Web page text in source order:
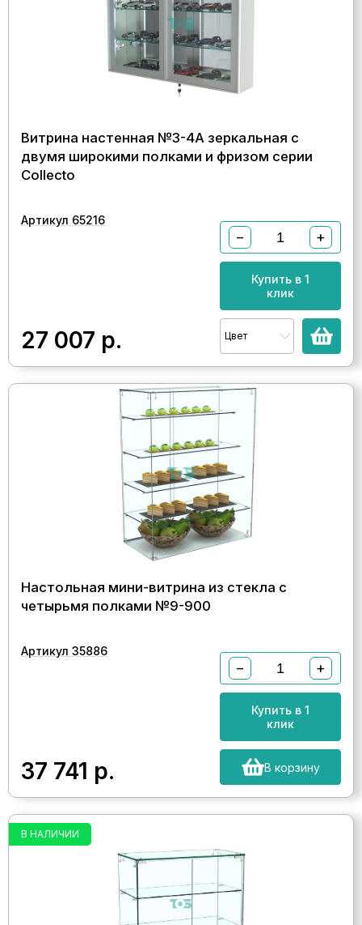
Витрина настенная №3-4А зеркальная с
двумя широкими полками и фризом серии
Collecto
Артикул 65216
27 007 р.
− +
Купить в 1
клик
Цвет
Настольная мини-витрина из стекла с
четырьмя полками №9-900
Артикул 35886
37 741 р.
− +
Купить в 1
клик
В корзину
В НАЛИЧИИ